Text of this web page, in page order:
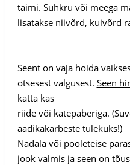
taimi. Suhkru või meega
lisatakse niivõrd, kuivõrd
Seent on vaja hoida
otsesest valgusest. Seen
katta kas
riide või kätepaberiga.
äädikakärbeste tulekuks!)
Nädala või pooleteise
jook valmis ja seen on